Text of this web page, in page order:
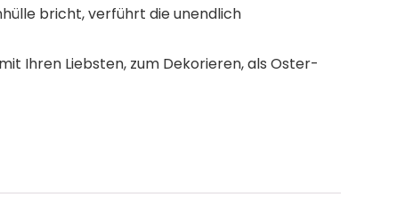
bricht, verführt die unendlich
Ihren Liebsten, zum Dekorieren, als Oster-